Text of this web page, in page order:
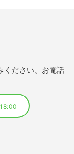
ください。お電話